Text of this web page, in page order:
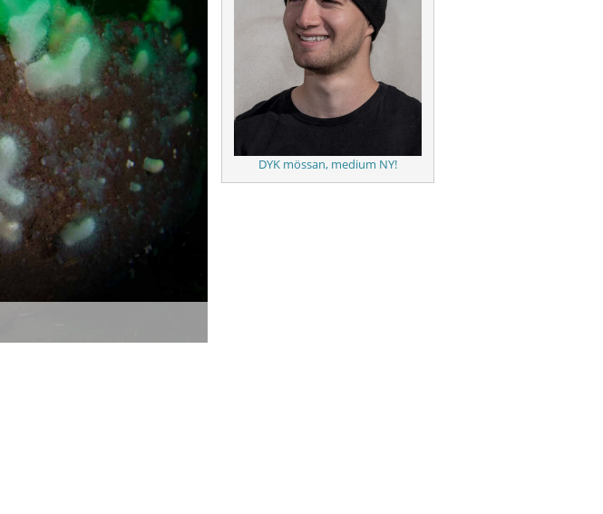
DYK mössan, medium NY!